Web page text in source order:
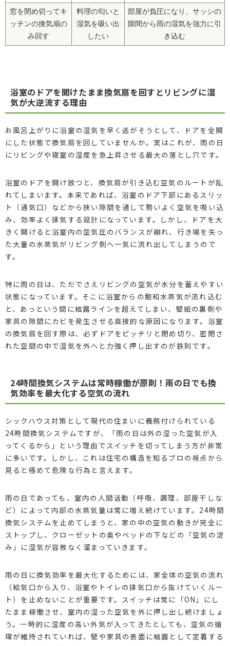
窓を閉め切ってキ
ッチンの換気扇の
み回す
料理の匂いと
湿気を吸い出
したい
部屋が負圧になり、サッシの
隙間から雨の湿気を強力に引
き込む
浴室のドアを開けたまま換気扇を回すとリビングに湿
気が大逆流する理由
お風呂上がりに浴室の湿気を早く逃がそうとして、ドアを全開
にした状態で換気扇を回していませんか。実はこれが、雨の日
にリビングや寝室の湿度を急上昇させる最大の落とし穴です。
浴室のドアを開け放つと、換気扇が引き込む空気のルートが乱
れてしまいます。本来であれば、浴室のドア下部にあるスリッ
ト（通気口）などから狭い隙間を通して勢いよく空気を吸い込
み、効率よく排気する設計になっています。しかし、ドアを大
きく開けると浴室内の空気圧のバランスが崩れ、行き場を失っ
た大量の水蒸気がリビング側へ一気に流れ出してしまうので
す。
特に雨の日は、ただでさえリビングの空気が水分を蓄えやすい
状態になっています。そこに浴室からの飽和水蒸気が流れ込む
と、あっという間に結露ラインを超えてしまい、壁紙の裏側や
家具の隙間にカビを発生させる直接的な原因になります。浴室
の換気扇を回す際は、必ずドアをピッチリと閉め切り、密閉さ
れた空間の中で湿気を外へと力強く押し出すのが鉄則です。
24時間換気システムは常時稼働が原則！雨の日でも換
気効率を最大化する空気の流れ
シックハウス対策として現代の住まいに義務付けられている
24時間換気システムですが、「雨の日は外の湿った空気が入
ってくるから」という理由でスイッチを切ってしまう方が非常
に多いです。しかし、これは住宅の構造を知るプロの視点から
見ると極めて危険な行為と言えます。
雨の日であっても、室内の人間活動（呼吸、調理、部屋干しな
ど）によって内部の水蒸気量は常に増え続けています。24時間
換気システムを止めてしまうと、家の中の空気の動きが完全に
ストップし、クローゼットの奥やベッドの下などの「空気の淀
み」に湿気が容赦なく溜まっていきます。
雨の日に換気効率を最大化するためには、家全体の空気の流れ
（給気口から入り、浴室やトイレの排気口から抜けていくルー
ト）を止めないことが重要です。スイッチは常に「ON」にし
たまま稼働させ、室内の湿った空気を外に押し出し続けましょ
う。一時的に湿度の高い外気が入ってきたとしても、空気の循
環が維持されていれば、壁や家具の表面に結露として定着する